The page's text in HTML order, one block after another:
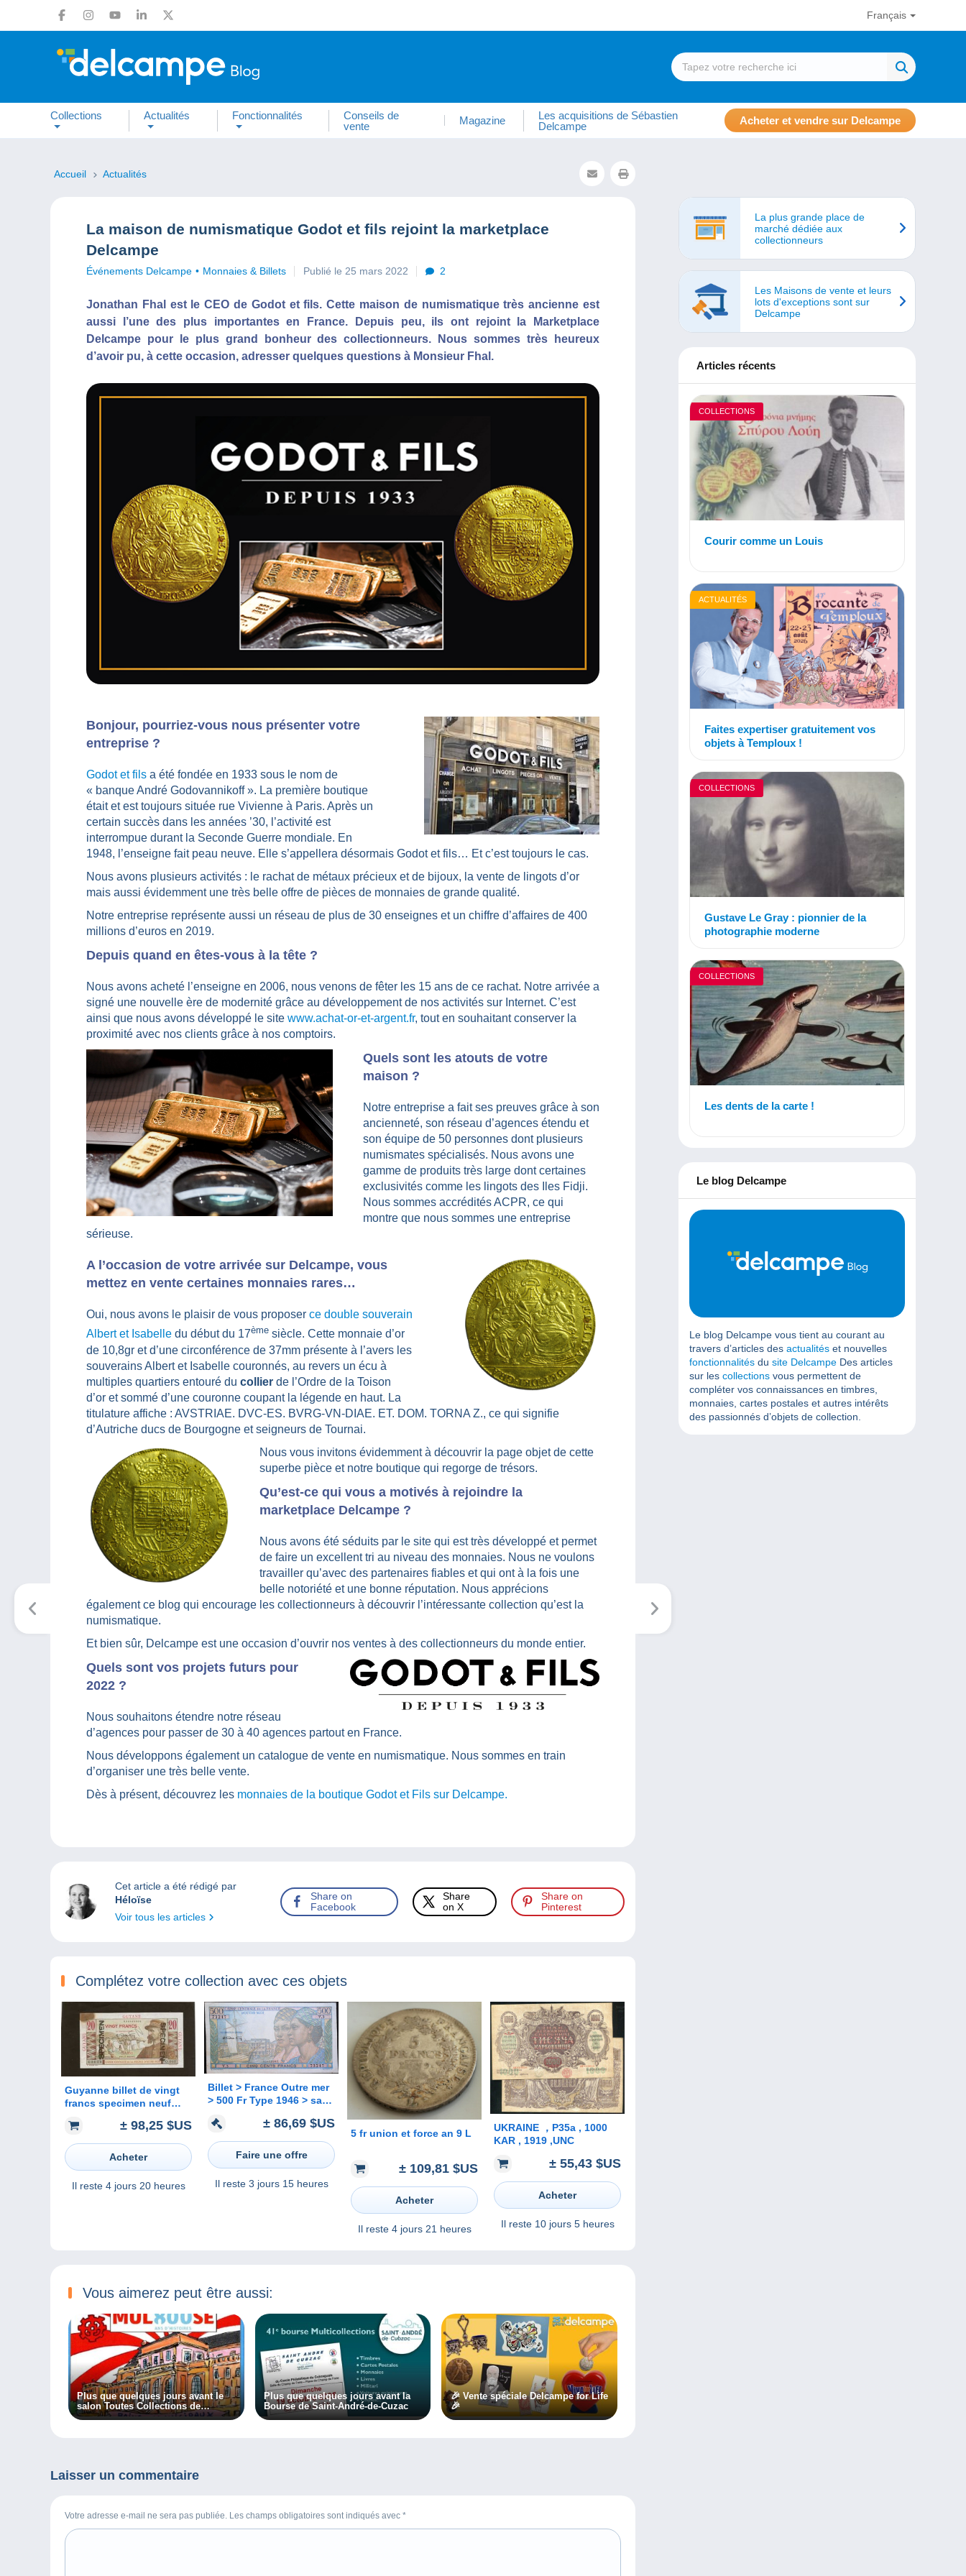
Français
Collections Actualités Fonctionnalités
Conseils de
vente
Magazine
Les acquisitions de Sébastien
Delcampe
Acheter et vendre sur Delcampe
Accueil Actualités
La maison de numismatique Godot et fils rejoint la marketplace
Delcampe
Événements Delcampe Monnaies & Billets Publié le 25 mars 2022 2
Jonathan Fhal est le CEO de Godot et fils. Cette maison de numismatique très ancienne est
aussi l’une des plus importantes en France. Depuis peu, ils ont rejoint la Marketplace
Delcampe pour le plus grand bonheur des collectionneurs. Nous sommes très heureux
d’avoir pu, à cette occasion, adresser quelques questions à Monsieur Fhal.
Bonjour, pourriez-vous nous présenter votre
entreprise ?
Godot et fils a été fondée en 1933 sous le nom de
« banque André Godovannikoff ». La première boutique
était et est toujours située rue Vivienne à Paris. Après un
certain succès dans les années ’30, l’activité est
interrompue durant la Seconde Guerre mondiale. En
1948, l’enseigne fait peau neuve. Elle s’appellera désormais Godot et fils… Et c’est toujours le cas.
Nous avons plusieurs activités : le rachat de métaux précieux et de bijoux, la vente de lingots d’or
mais aussi évidemment une très belle offre de pièces de monnaies de grande qualité.
Notre entreprise représente aussi un réseau de plus de 30 enseignes et un chiffre d’affaires de 400
millions d’euros en 2019.
Depuis quand en êtes-vous à la tête ?
Nous avons acheté l’enseigne en 2006, nous venons de fêter les 15 ans de ce rachat. Notre arrivée a
signé une nouvelle ère de modernité grâce au développement de nos activités sur Internet. C’est
ainsi que nous avons développé le site www.achat-or-et-argent.fr, tout en souhaitant conserver la
proximité avec nos clients grâce à nos comptoirs.
Quels sont les atouts de votre
maison ?
Notre entreprise a fait ses preuves grâce à son
ancienneté, son réseau d’agences étendu et
son équipe de 50 personnes dont plusieurs
numismates spécialisés. Nous avons une
gamme de produits très large dont certaines
exclusivités comme les lingots des Iles Fidji.
Nous sommes accrédités ACPR, ce qui
montre que nous sommes une entreprise
sérieuse.
A l’occasion de votre arrivée sur Delcampe, vous
mettez en vente certaines monnaies rares…
Oui, nous avons le plaisir de vous proposer ce double souverain
Albert et Isabelle du début du 17ème siècle. Cette monnaie d’or
de 10,8gr et d’une circonférence de 37mm présente à l’avers les
souverains Albert et Isabelle couronnés, au revers un écu à
multiples quartiers entouré du collier de l’Ordre de la Toison
d’or et sommé d’une couronne coupant la légende en haut. La
titulature affiche : AVSTRIAE. DVC-ES. BVRG-VN-DIAE. ET. DOM. TORNA Z., ce qui signifie
d’Autriche ducs de Bourgogne et seigneurs de Tournai.
Nous vous invitons évidemment à découvrir la page objet de cette
superbe pièce et notre boutique qui regorge de trésors.
Qu’est-ce qui vous a motivés à rejoindre la
marketplace Delcampe ?
Nous avons été séduits par le site qui est très développé et permet
de faire un excellent tri au niveau des monnaies. Nous ne voulons
travailler qu’avec des partenaires fiables et qui ont à la fois une
belle notoriété et une bonne réputation. Nous apprécions
également ce blog qui encourage les collectionneurs à découvrir l’intéressante collection qu’est la
numismatique.
Et bien sûr, Delcampe est une occasion d’ouvrir nos ventes à des collectionneurs du monde entier.
Quels sont vos projets futurs pour
2022 ?
Nous souhaitons étendre notre réseau
d’agences pour passer de 30 à 40 agences partout en France.
Nous développons également un catalogue de vente en numismatique. Nous sommes en train
d’organiser une très belle vente.
Dès à présent, découvrez les monnaies de la boutique Godot et Fils sur Delcampe.
Cet article a été rédigé par
Héloïse
Voir tous les articles
Share on
Facebook
Share
on X
Share on
Pinterest
Complétez votre collection avec ces objets
Guyanne billet de vingt
francs specimen neuf
brulure TB
± 98,25 $US
Acheter
Il reste 4 jours 20 heures
Billet > France Outre mer
> 500 Fr Type 1946 > sans
> Peu Commun > Réf : A
p C 03
± 86,69 $US
Faire une offre
Il reste 3 jours 15 heures
5 fr union et force an 9 L
± 109,81 $US
Acheter
Il reste 4 jours 21 heures
UKRAINE ，P35a , 1000
KAR , 1919 ,UNC
± 55,43 $US
Acheter
Il reste 10 jours 5 heures
Vous aimerez peut être aussi:
Plus que quelques jours avant le
salon Toutes Collections de
Mulhouse !
Plus que quelques jours avant la
Bourse de Saint-André-de-Cuzac
🎉 Vente spéciale Delcampe for Life
🎉
Laisser un commentaire
Votre adresse e-mail ne sera pas publiée. Les champs obligatoires sont indiqués avec *
La plus grande place de
marché dédiée aux
collectionneurs
Les Maisons de vente et leurs
lots d'exceptions sont sur
Delcampe
Articles récents
COLLECTIONS
Courir comme un Louis
ACTUALITÉS
Faites expertiser gratuitement vos
objets à Temploux !
COLLECTIONS
Gustave Le Gray : pionnier de la
photographie moderne
COLLECTIONS
Les dents de la carte !
Le blog Delcampe
Le blog Delcampe vous tient au courant au
travers d’articles des actualités et nouvelles
fonctionnalités du site Delcampe Des articles
sur les collections vous permettent de
compléter vos connaissances en timbres,
monnaies, cartes postales et autres intérêts
des passionnés d’objets de collection.